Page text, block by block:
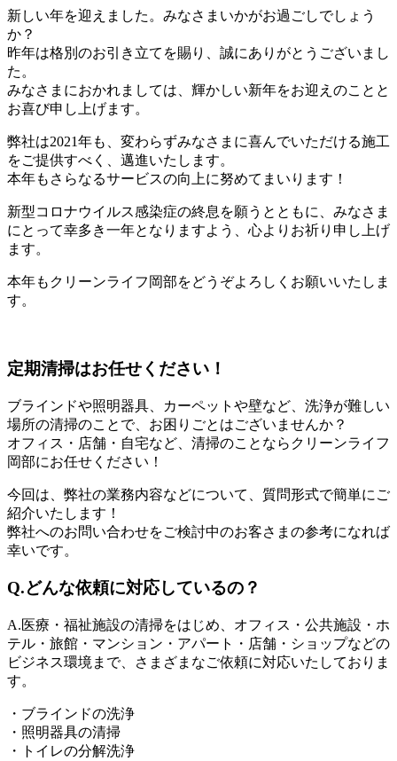
新しい年を迎えました。みなさまいかがお過ごしでしょう
か？
昨年は格別のお引き立てを賜り、誠にありがとうございまし
た。
みなさまにおかれましては、輝かしい新年をお迎えのことと
お喜び申し上げます。
弊社は2021年も、変わらずみなさまに喜んでいただける施工
をご提供すべく、邁進いたします。
本年もさらなるサービスの向上に努めてまいります！
新型コロナウイルス感染症の終息を願うとともに、みなさま
にとって幸多き一年となりますよう、心よりお祈り申し上げ
ます。
本年もクリーンライフ岡部をどうぞよろしくお願いいたしま
す。
定期清掃はお任せください！
ブラインドや照明器具、カーペットや壁など、洗浄が難しい
場所の清掃のことで、お困りごとはございませんか？
オフィス・店舗・自宅など、清掃のことならクリーンライフ
岡部にお任せください！
今回は、弊社の業務内容などについて、質問形式で簡単にご
紹介いたします！
弊社へのお問い合わせをご検討中のお客さまの参考になれば
幸いです。
Q.どんな依頼に対応しているの？
A.医療・福祉施設の清掃をはじめ、オフィス・公共施設・ホ
テル・旅館・マンション・アパート・店舗・ショップなどの
ビジネス環境まで、さまざまなご依頼に対応いたしておりま
す。
・ブラインドの洗浄
・照明器具の清掃
・トイレの分解洗浄